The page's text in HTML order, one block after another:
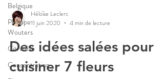
Belgique
Philippe
Wouters
Citrouille
Concentration
Héloïse Leclerc
11 juin 2020
4 min de lecture
Des idées salées pour